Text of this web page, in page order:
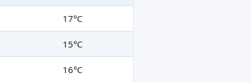
17°C
15°C
16°C